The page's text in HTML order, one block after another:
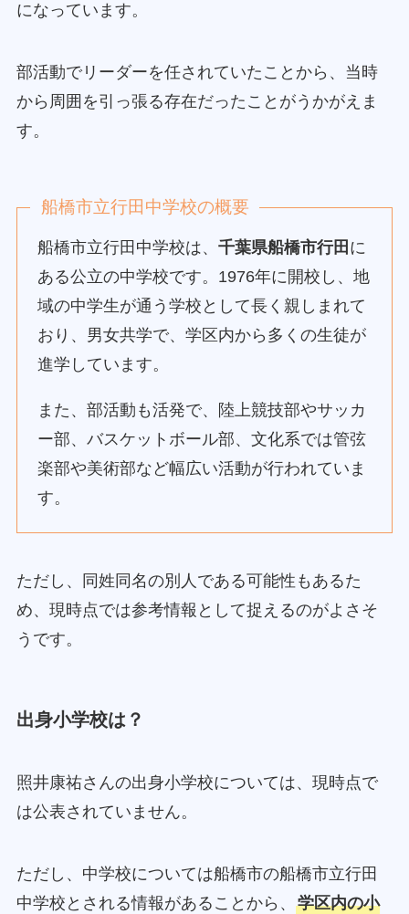
になっています。
部活動でリーダーを任されていたことから、当時
から周囲を引っ張る存在だったことがうかがえま
す。
船橋市立行田中学校の概要
船橋市立行田中学校は、千葉県船橋市行田 に
ある公立の中学校です。1976年に開校し、地
域の中学生が通う学校として長く親しまれて
おり、男女共学で、学区内から多くの生徒が
進学しています。
また、部活動も活発で、陸上競技部やサッカ
ー部、バスケットボール部、文化系では管弦
楽部や美術部など幅広い活動が行われていま
す。
ただし、同姓同名の別人である可能性もあるた
め、現時点では参考情報として捉えるのがよさそ
うです。
出身小学校は？
照井康祐さんの出身小学校については、現時点で
は公表されていません。
ただし、中学校については船橋市の船橋市立行田
中学校とされる情報があることから、 学区内の小